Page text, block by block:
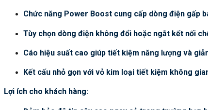
Chức năng Power Boost cung cấp dòng điện gấp
Tùy chọn dòng điện không đổi hoặc ngắt kết nối
Cáo hiệu suất cao giúp tiết kiệm năng lượng và
Kết cấu nhỏ gọn với vỏ kim loại tiết kiệm không
Lợi ích cho khách hàng: